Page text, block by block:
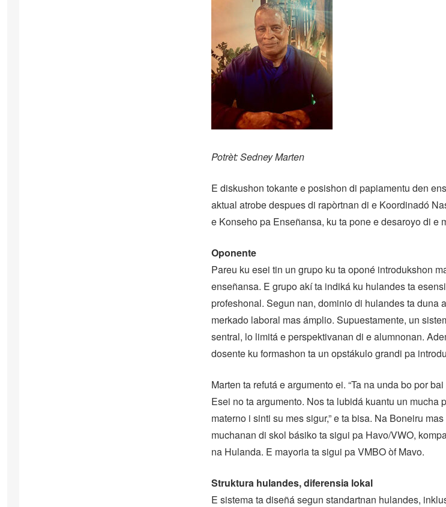
Potrèt: Sedney Marten
E diskushon tokante e posishon di papiamentu den
aktual atrobe despues di rapòrtnan di e Koordinadó
e Konseho pa Enseñansa, ku ta pone e desaroyo di e
Oponente
Pareu ku esei tin un grupo ku ta oponé introdukshon
enseñansa. E grupo akí ta indiká ku hulandes ta
profeshonal. Segun nan, dominio di hulandes ta duna
merkado laboral mas ámplio. Supuestamente, un
sentral, lo limitá e perspektivanan di e alumnonan.
dosente ku formashon ta un opstákulo grandi pa
Marten ta refutá e argumento ei. “Ta na unda bo por
Esei no ta argumento. Nos ta lubidá kuantu un mucha
materno i sinti su mes sigur,” e ta bisa. Na Boneiru
muchanan di skol básiko ta sigui pa Havo/VWO,
na Hulanda. E mayoria ta sigui pa VMBO òf Mavo.
Struktura hulandes, diferensia lokal
E sistema ta diseñá segun standartnan hulandes,